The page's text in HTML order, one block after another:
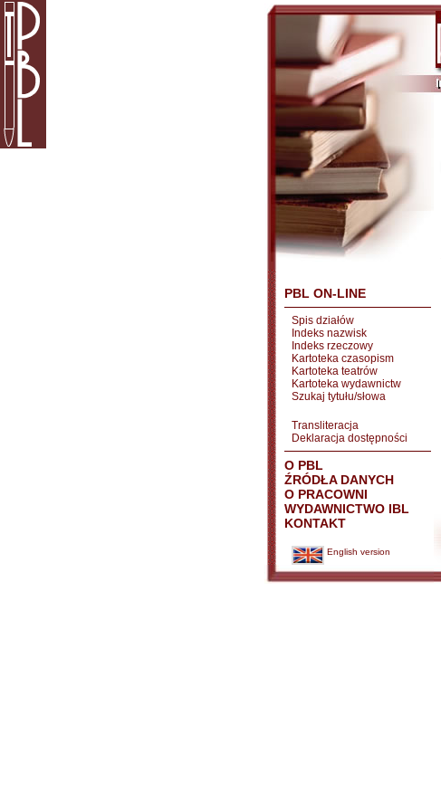
PBL ON-LINE
Spis działów
Indeks nazwisk
Indeks rzeczowy
Kartoteka czasopism
Kartoteka teatrów
Kartoteka wydawnictw
Szukaj tytułu/słowa
Transliteracja
Deklaracja dostępności
O PBL
ŹRÓDŁA DANYCH
O PRACOWNI
WYDAWNICTWO IBL
KONTAKT
English version